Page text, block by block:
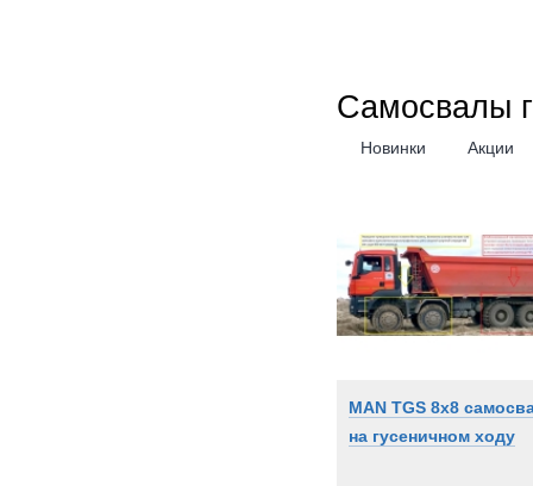
Самосвалы
Новинки Акции
MAN TGS 8x8
на гусеничном ходу